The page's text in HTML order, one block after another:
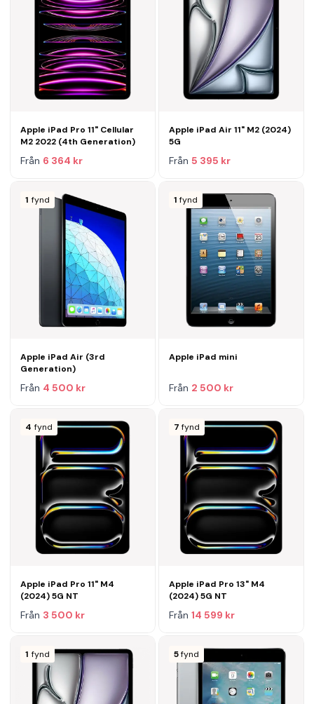
Apple iPad Pro 11" Cellular
M2 2022 (4th Generation)
Från 6 364 kr
Apple iPad Air 11" M2 (2024)
5G
Från 5 395 kr
1 fynd
Apple iPad Air (3rd
Generation)
Från 4 500 kr
1 fynd
Apple iPad mini
Från 2 500 kr
4 fynd
Apple iPad Pro 11" M4
(2024) 5G NT
Från 3 500 kr
7 fynd
Apple iPad Pro 13" M4
(2024) 5G NT
Från 14 599 kr
1 fynd 5 fynd